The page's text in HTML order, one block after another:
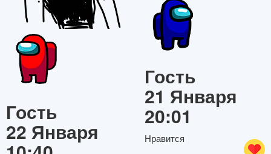
Гость
22 Января
Гость
21 Января
20:01
Нравится